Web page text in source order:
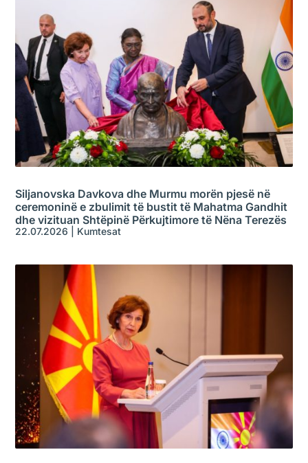
Siljanovska Davkova dhe Murmu morën pjesë në
ceremoninë e zbulimit të bustit të Mahatma Gandhit
dhe vizituan Shtëpinë Përkujtimore të Nëna Terezës
22.07.2026 Kumtesat